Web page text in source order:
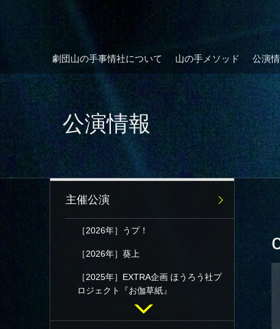
劇団山の手事情社について 山の手メソッド 公演
公演情報
主催公演
［2026年］うプ！
［2026年］葵上
［2025年］EXTRA企画 ほうろう社プ
ロジェクト『お伽草紙』